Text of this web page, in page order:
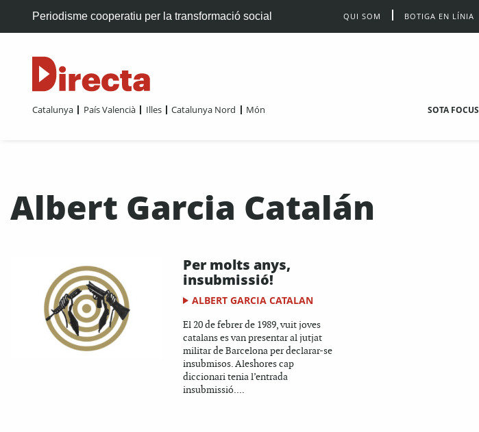
Periodisme cooperatiu per la transformació social QUI SOM BOTIGA EN LÍNIA
Catalunya País Valencià Illes Catalunya Nord Món SOTA FOCUS
Albert Garcia Catalán
Per molts anys,
insubmissió!
ALBERT GARCIA CATALAN
El 20 de febrer de 1989, vuit joves
catalans es van presentar al jutjat
militar de Barcelona per declarar-se
insubmisos. Aleshores cap
diccionari tenia l’entrada
insubmissió....